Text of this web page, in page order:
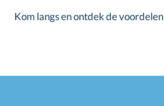
Kom langs en ontdek de voordelen